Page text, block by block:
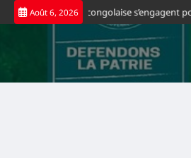
Skip
to
Août 6, 2026
d’origine congolaise s’engagent